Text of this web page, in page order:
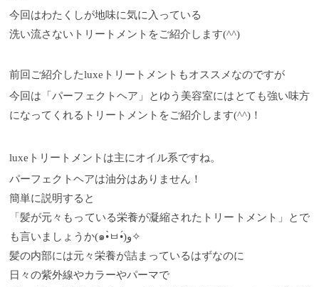
今回はわたくしが地味に気に入っている
洗い流さないトリートメントをご紹介します(^^)
前回ご紹介したluxeトリートメントもオススメなのですが
今回は「パーフェクトヘア」とゆう美容室にはとても強い味方
になってくれるトリートメントをご紹介します(^^)！
luxeトリートメントは主にオイル系ですね。
パーフェクトヘアは油分はありません！
簡単に説明すると
「髪が元々もっている栄養が凝縮されたトリートメント」とで
も言いましょうか(๑•̀ㅂ•́)و✧
髪の内部には元々栄養が詰まっているはずなのに
日々の紫外線やカラーやパーマで